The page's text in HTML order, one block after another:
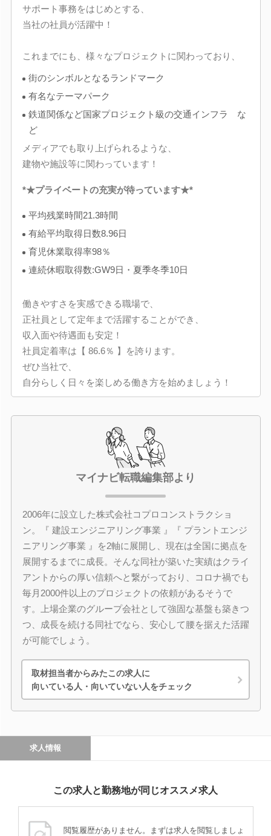
サポート事務をはじめとする、
当社の社員が活躍中！
これまでにも、様々なプロジェクトに関わっており、
街のシンボルとなるランドマーク
有名なテーマパーク
鉄道関係など国家プロジェクト級の交通インフラ な
ど
メディアでも取り上げられるような、
建物や施設等に関わっています！
*★プライベートの充実が待っています★*
平均残業時間21.3時間
有給平均取得日数8.96日
育児休業取得率98％
連続休暇取得数:GW9日・夏季冬季10日
働きやすさを実感できる職場で、
正社員として定年まで活躍することができ、
収入面や待遇面も安定！
社員定着率は【 86.6％ 】を誇ります。
ぜひ当社で、
自分らしく日々を楽しめる働き方を始めましょう！
マイナビ転職編集部より
2006年に設立した株式会社コプロコンストラクショ
ン。『 建設エンジニアリング事業 』『 プラントエンジ
ニアリング事業 』を2軸に展開し、現在は全国に拠点を
展開するまでに成長。そんな同社が築いた実績はクライ
アントからの厚い信頼へと繋がっており、コロナ禍でも
毎月2000件以上のプロジェクトの依頼があるそうで
す。上場企業のグループ会社として強固な基盤も築きつ
つ、成長を続ける同社でなら、安心して腰を据えた活躍
が可能でしょう。
取材担当者からみたこの求人に
向いている人・向いていない人をチェック
求人情報
この求人と勤務地が同じオススメ求人
閲覧履歴がありません。まずは求人を閲覧しましょ